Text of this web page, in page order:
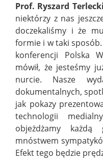
Prof. Ryszard Terlecki
niektórzy z nas
doczekaliśmy i że
formie i w taki
konferencji Polska
mówił, że jesteśmy
nurcie. Nasze
dokumentalnych,
jak pokazy
technologii
objeżdżamy
mnóstwem
Efekt tego będzie